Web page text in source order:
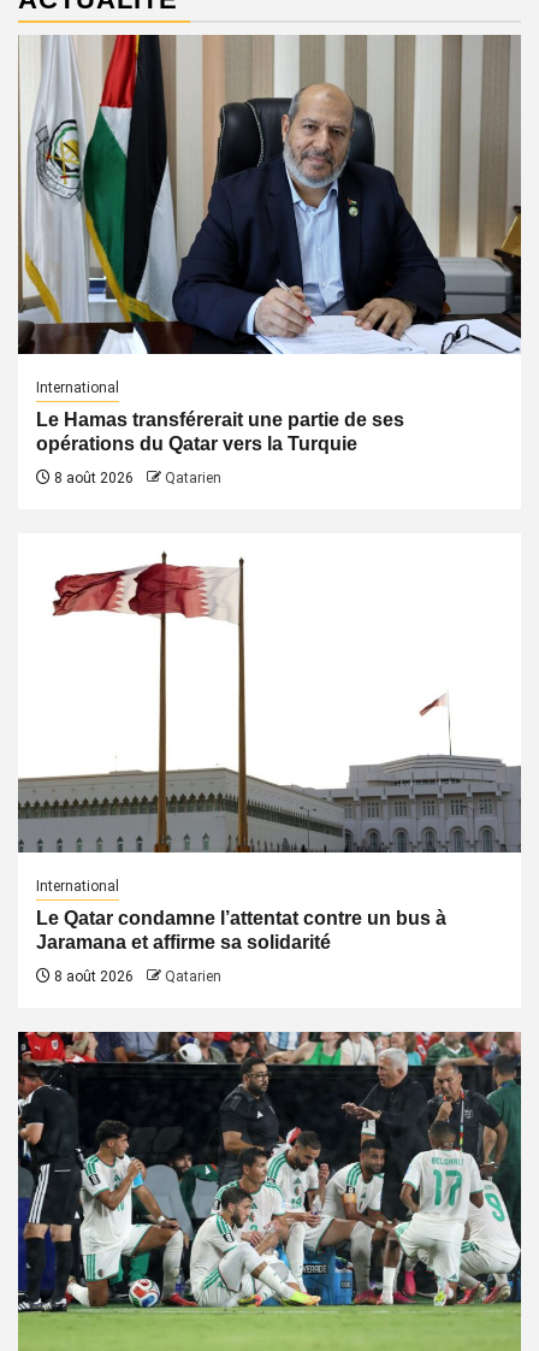
International
Le Hamas transférerait une partie de ses
opérations du Qatar vers la Turquie
8 août 2026 Qatarien
International
Le Qatar condamne l’attentat contre un bus à
Jaramana et affirme sa solidarité
8 août 2026 Qatarien